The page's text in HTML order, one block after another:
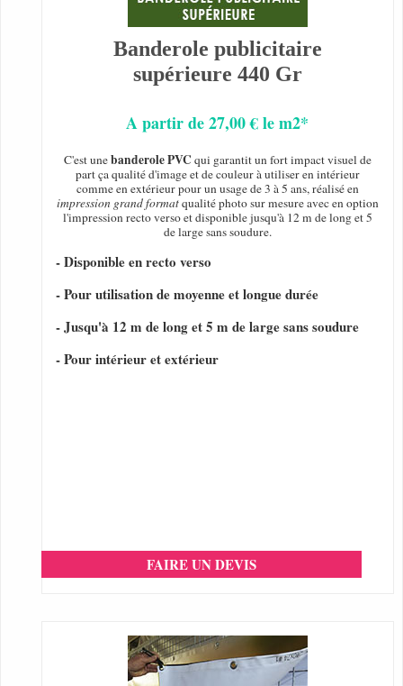
Banderole publicitaire
supérieure 440 Gr
A partir de 27,00 € le m2*
C'est unebanderole PVC qui garantit un fort impact visuel de
part ça qualité d'image et de couleur à utiliser en intérieur
comme en extérieur pour un usage de 3 à 5 ans, réalisé en
impression grand formatqualité photo sur mesure avec en option
l'impression recto verso et disponible jusqu'à 12 m de long et 5
de large sans soudure.
- Disponible en recto verso
- Pour utilisation de moyenne et longue durée
- Jusqu'à 12 m de long et 5 m de large sans soudure
- Pour intérieur et extérieur
FAIRE UN DEVIS